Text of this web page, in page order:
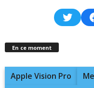
En ce moment
Apple Vision Pro